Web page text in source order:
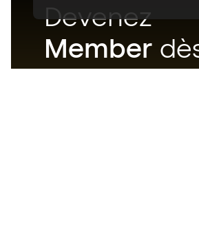
Devenez
Member
maintenant